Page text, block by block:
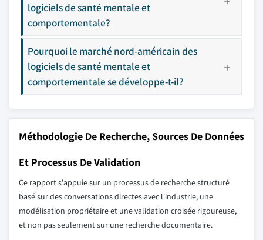
logiciels de santé mentale et
comportementale?
Pourquoi le marché nord-américain des
logiciels de santé mentale et
comportementale se développe-t-il?
Méthodologie De Recherche, Sources De Données
Et Processus De Validation
Ce rapport s'appuie sur un processus de recherche structuré
basé sur des conversations directes avec l'industrie, une
modélisation propriétaire et une validation croisée rigoureuse,
et non pas seulement sur une recherche documentaire.